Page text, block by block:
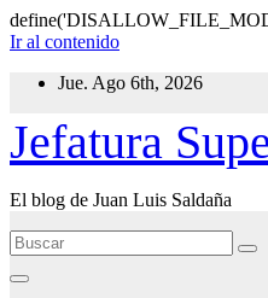
Ir al contenido
Jue. Ago 6th, 2026
Jefatura
El blog de Juan Luis Saldaña